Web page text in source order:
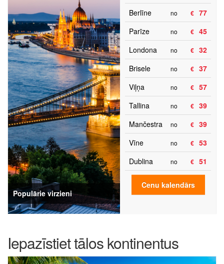
Populārie virzieni
Berlīne no € 77
Parīze
no € 45
Londona
no € 32
Brisele
no € 37
Viļņa
no € 57
Tallina
no € 39
Mančestra
no € 39
Vīne
no € 53
Dublina
no € 51
Cenu kalendārs
Iepazīstiet tālos kontinentus